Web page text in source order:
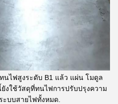
นไฟสูงระดับ B1 แล้ว แผ่น โมดูล
ใช้วัสดุที่ทนไฟการปรับปรุงความ
บบสายไฟทั้งหมด.